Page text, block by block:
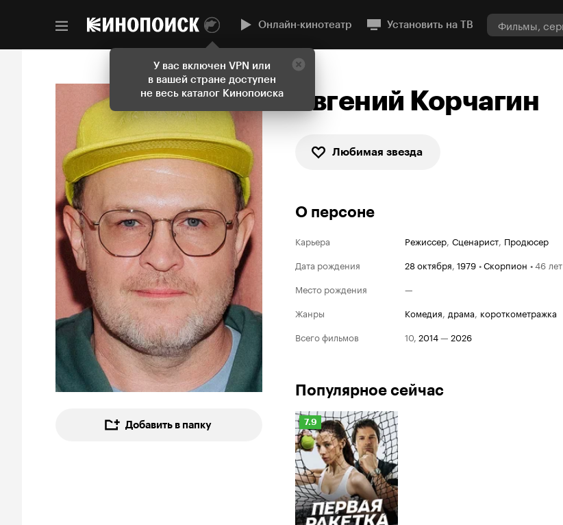
У вас включен VPN или
в вашей стране доступен
не весь каталог Кинопоиска
Онлайн-кинотеатр Установить на ТВ
Добавить в папку
Евгений Корчагин
Любимая звезда
О персоне
Карьера Режиссер, Сценарист, Продюсер
Дата рождения
28 октября, 1979 •Скорпион •46 лет
Место рождения
—
Жанры
комедия, драма, короткометражка
Всего фильмов
10, 2014— 2026
Популярное сейчас
Рейтинг
Кинопоиска
7.9
7.9